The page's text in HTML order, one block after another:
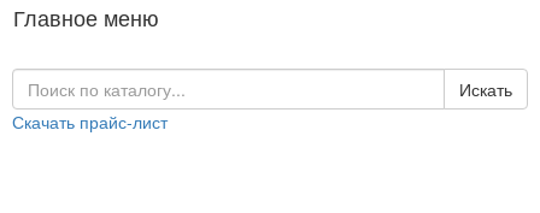
Главное меню
Искать
Скачать прайс-лист